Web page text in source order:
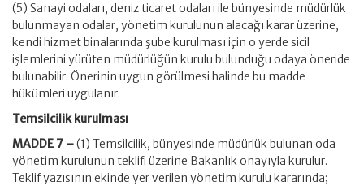
(5) Sanayi odaları, deniz ticaret odaları ile bünyesinde müdürlük
bulunmayan odalar, yönetim kurulunun alacağı karar üzerine,
kendi hizmet binalarında şube kurulması için o yerde sicil
işlemlerini yürüten müdürlüğün kurulu bulunduğu odaya öneride
bulunabilir. Önerinin uygun görülmesi halinde bu madde
hükümleri uygulanır.
Temsilcilik kurulması
MADDE 7 –(1) Temsilcilik, bünyesinde müdürlük bulunan oda
yönetim kurulunun teklifi üzerine Bakanlık onayıyla kurulur.
Teklif yazısının ekinde yer verilen yönetim kurulu kararında;